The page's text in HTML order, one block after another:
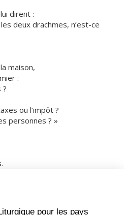
dirent :
deux drachmes, n’est-ce
maison,
:
?
ou l’impôt ?
personnes ? »
qui mordra ;